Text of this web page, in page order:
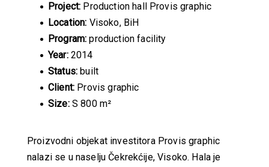
Project: Production hall Provis graphic
Location: Visoko, BiH
Program: production facility
Year:2014
Status: built
Client: Provis graphic
Size:S 800 m²
Proizvodni objekat investitora Provis graphic
nalazi se u naselju Čekrekćije, Visoko. Hala je